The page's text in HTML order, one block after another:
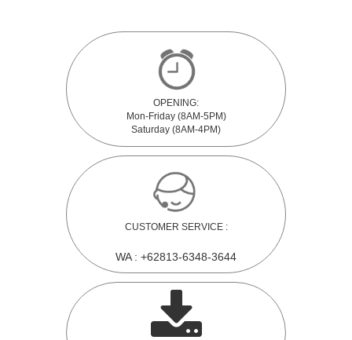
OPENING:
Mon-Friday (8AM-5PM)
Saturday (8AM-4PM)
CUSTOMER SERVICE :
WA : +62813-6348-3644